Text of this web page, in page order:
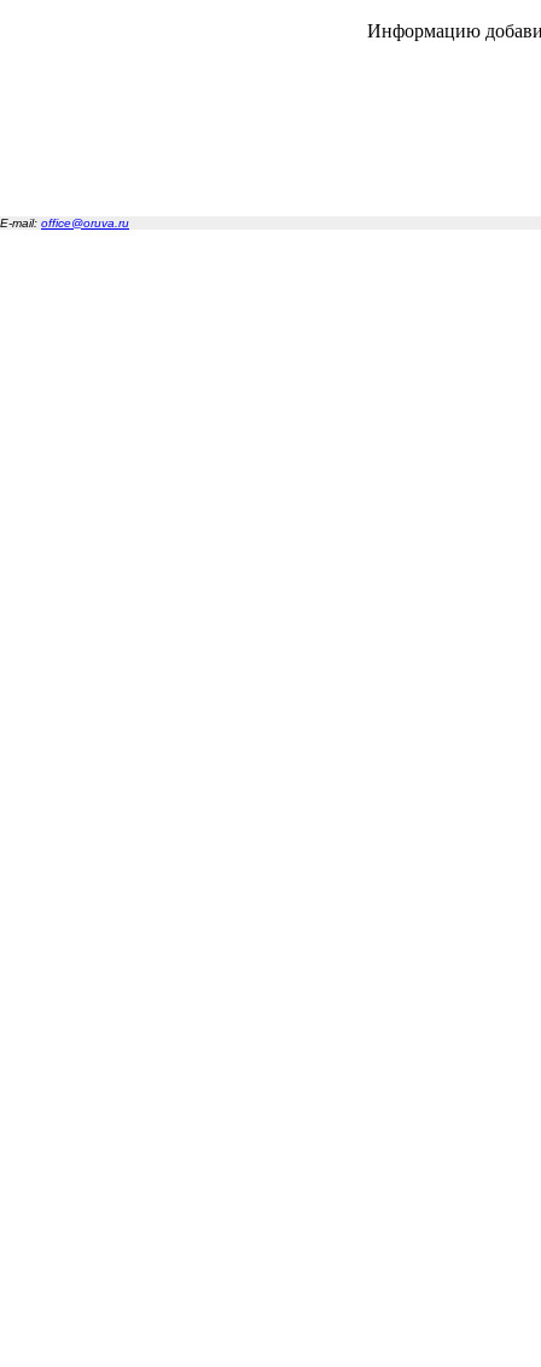
Информацию
E-mail: office@oruva.ru